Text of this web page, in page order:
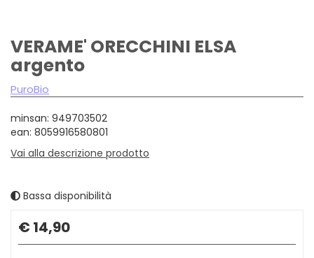
VERAME' ORECCHINI ELSA
argento
PuroBio
minsan: 949703502
ean: 8059916580801
Vai alla descrizione prodotto
Bassa disponibilità
Prezzo
€ 14,90